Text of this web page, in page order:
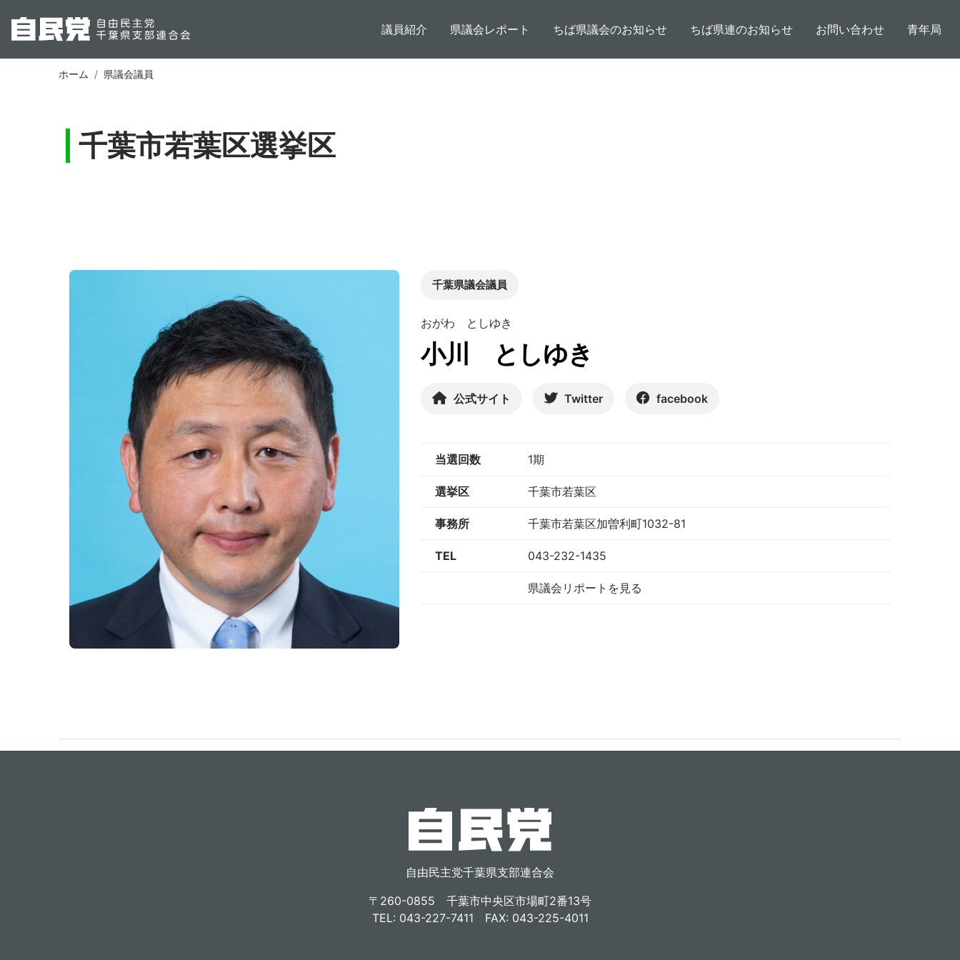
メインナビゲーション
議員紹介 県議会レポート ちば県議会のお知らせ ちば県連のお知らせ お問い合わせ 青年局
ホーム 県議会議員
千葉市若葉区選挙区
千葉県議会議員
おがわ としゆき
小川 としゆき
公式サイト Twitter facebook
当選回数 1期
選挙区 千葉市若葉区
事務所 千葉市若葉区加曽利町1032-81
TEL 043-232-1435
県議会リポートを見る
自由民主党千葉県支部連合会
〒260-0855 千葉市中央区市場町2番13号
TEL: 043-227-7411 FAX: 043-225-4011